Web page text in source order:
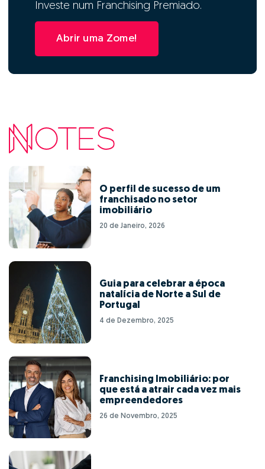
Investe num Franchising Premiado.
Abrir uma Zome!
O perfil de sucesso de um
franchisado no setor
imobiliário
20 de Janeiro, 2026
Guia para celebrar a época
natalícia de Norte a Sul de
Portugal
4 de Dezembro, 2025
Franchising Imobiliário: por
que está a atrair cada vez mais
empreendedores
26 de Novembro, 2025